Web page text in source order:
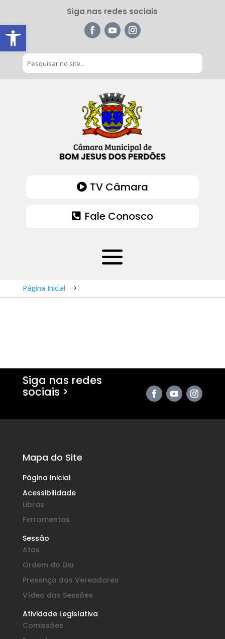
Barra de Ferramentas Aberta
Siga nas redes sociais
TV Câmara
Fale Conosco
Página Inicial $
Siga nas redes
sociais >
Mapa do Site
Página Inicial
Acessibilidade
Libras
Ferramentas
Sessão
Atas
Ordem do Dia
Presença dos Vereadores
Vídeo das Sessões
Atividade Legislativa
Comissões